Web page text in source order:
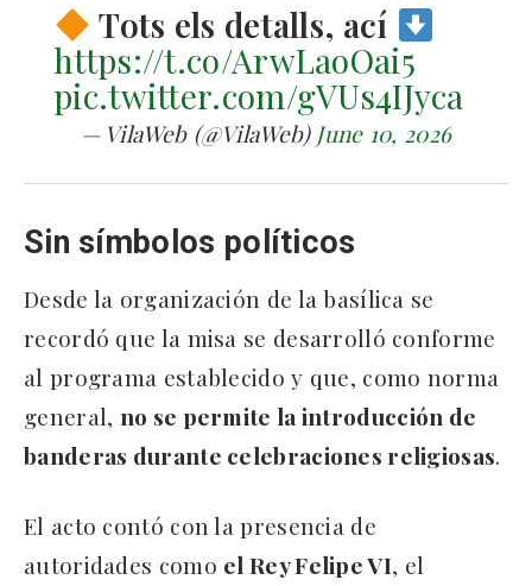
Tots els detalls, ací
https://t.co/ArwLaoOai5
pic.twitter.com/gVUs4IJyca
— VilaWeb (@VilaWeb) June 10, 2026
Sin símbolos políticos
Desde la organización de la basílica se
recordó que la misa se desarrolló conforme
al programa establecido y que, como norma
general, no se permite la introducción de
banderas durante celebraciones religiosas.
El acto contó con la presencia de
autoridades como el Rey Felipe VI, el